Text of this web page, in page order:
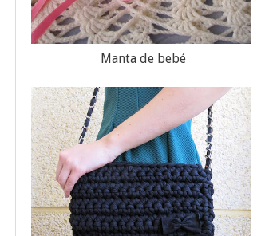
Manta de bebé